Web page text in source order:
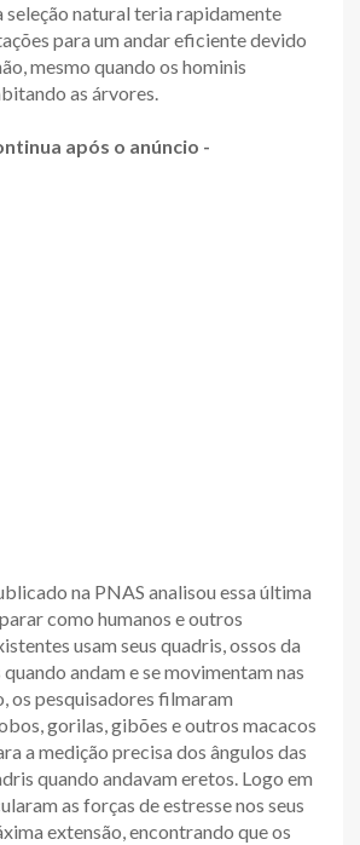
seleção natural teria rapidamente
para um andar eficiente devido
mesmo quando os hominis
as árvores.
após o anúncio -
na PNAS analisou essa última
como humanos e outros
usam seus quadris, ossos da
andam e se movimentam nas
os pesquisadores filmaram
gorilas, gibões e outros macacos
a medição precisa dos ângulos das
quando andavam eretos. Logo em
as forças de estresse nos seus
extensão, encontrando que os